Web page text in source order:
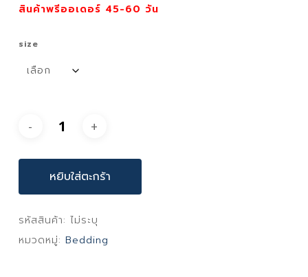
สินค้าพรีออเดอร์ 45-60 วัน
size
หยิบใส่ตะกร้า
รหัสสินค้า: ไม่ระบุ
หมวดหมู่: Bedding